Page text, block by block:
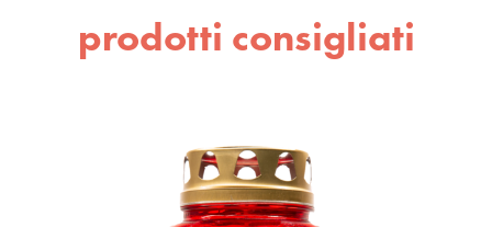
prodotti consigliati